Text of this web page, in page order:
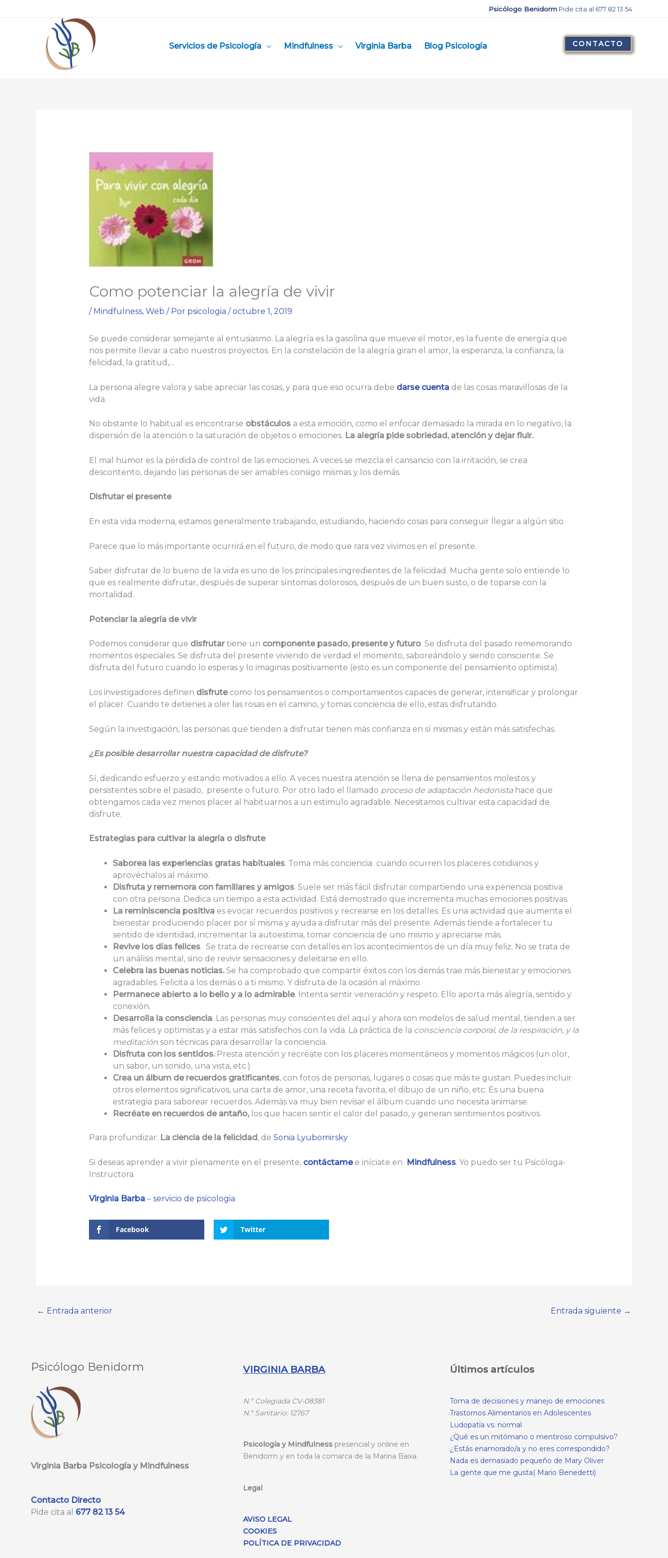
Psicólogo Benidorm Pide cita al 677 82 13 54
Servicios de Psicología Mindfulness Virginia Barba Blog Psicología CONTACTO
Como potenciar la alegría de vivir
/ Mindfulness, Web / Por psicologia /octubre 1, 2019
Se puede considerar semejante al entusiasmo. La alegría es la gasolina que mueve el motor, es la fuente de energía que
nos permite llevar a cabo nuestros proyectos. En la constelación de la alegría giran el amor, la esperanza, la confianza, la
felicidad, la gratitud,…
La persona alegre valora y sabe apreciar las cosas, y para que eso ocurra debe darse cuenta de las cosas maravillosas de la
vida.
No obstante lo habitual es encontrarse obstáculos a esta emoción, como el enfocar demasiado la mirada en lo negativo, la
dispersión de la atención o la saturación de objetos o emociones. La alegría pide sobriedad, atención y dejar fluir.
El mal humor es la pérdida de control de las emociones. A veces se mezcla el cansancio con la irritación, se crea
descontento, dejando las personas de ser amables consigo mismas y los demás.
Disfrutar el presente
En esta vida moderna, estamos generalmente trabajando, estudiando, haciendo cosas para conseguir llegar a algún sitio
Parece que lo más importante ocurrirá en el futuro, de modo que rara vez vivimos en el presente.
Saber disfrutar de lo bueno de la vida es uno de los principales ingredientes de la felicidad. Mucha gente solo entiende lo
que es realmente disfrutar, después de superar síntomas dolorosos, después de un buen susto, o de toparse con la
mortalidad.
Potenciar la alegría de vivir
Podemos considerar que disfrutartiene un componente pasado, presente y futuro. Se disfruta del pasado rememorando
momentos especiales. Se disfruta del presente viviendo de verdad el momento, saboreándolo y siendo consciente. Se
disfruta del futuro cuando lo esperas y lo imaginas positivamente (esto es un componente del pensamiento optimista).
Los investigadores definen disfrutecomo los pensamientos o comportamientos capaces de generar, intensificar y prolongar
el placer. Cuando te detienes a oler las rosas en el camino, y tomas conciencia de ello, estas disfrutando.
Según la investigación, las personas que tienden a disfrutar tienen más confianza en sí mismas y están más satisfechas.
¿Es posible desarrollar nuestra capacidad de disfrute?
Sí, dedicando esfuerzo y estando motivados a ello. A veces nuestra atención se llena de pensamientos molestos y
persistentes sobre el pasado, presente o futuro. Por otro lado el llamado proceso de adaptación hedonistahace que
obtengamos cada vez menos placer al habituarnos a un estimulo agradable. Necesitamos cultivar esta capacidad de
disfrute.
Estrategias para cultivar la alegría o disfrute
Saborea las experiencias gratas habituales. Toma más conciencia cuando ocurren los placeres cotidianos y
aprovéchalos al máximo.
Disfruta y rememora con familiares y amigos. Suele ser más fácil disfrutar compartiendo una experiencia positiva
con otra persona. Dedica un tiempo a esta actividad. Está demostrado que incrementa muchas emociones positivas.
La reminiscencia positivaes evocar recuerdos positivos y recrearse en los detalles. Es una actividad que aumenta el
bienestar produciendo placer por sí misma y ayuda a disfrutar más del presente. Además tiende a fortalecer tu
sentido de identidad, incrementar la autoestima, tomar conciencia de uno mismo y apreciarse más.
Revive los días felices. Se trata de recrearse con detalles en los acontecimientos de un día muy feliz. No se trata de
un análisis mental, sino de revivir sensaciones y deleitarse en ello.
Celebra las buenas noticias.Se ha comprobado que compartir éxitos con los demás trae más bienestar y emociones
agradables. Felicita a los demás o a ti mismo. Y disfruta de la ocasión al máximo.
Permanece abierto a lo bello y a lo admirable. Intenta sentir veneración y respeto. Ello aporta más alegría, sentido y
conexión.
Desarrolla la consciencia. Las personas muy conscientes del aquí y ahora son modelos de salud mental, tienden a ser
más felices y optimistas y a estar más satisfechos con la vida. La práctica de la consciencia corporal, de la respiración, y la
meditaciónson técnicas para desarrollar la conciencia.
Disfruta con los sentidos.Presta atención y recréate con los placeres momentáneos y momentos mágicos (un olor,
un sabor, un sonido, una vista, etc.)
Crea un álbum de recuerdos gratificantes, con fotos de personas, lugares o cosas que más te gustan. Puedes incluir
otros elementos significativos, una carta de amor, una receta favorita, el dibujo de un niño, etc. Es una buena
estrategia para saborear recuerdos. Además va muy bien revisar el álbum cuando uno necesita animarse.
Recréate en recuerdos de antaño,los que hacen sentir el calor del pasado, y generan sentimientos positivos.
Para profundizar: La ciencia de la felicidad, de Sonia Lyubomirsky
Si deseas aprender a vivir plenamente en el presente, contáctamee iníciate en Mindfulness. Yo puedo ser tu Psicóloga-
Instructora
Virginia Barba– servicio de psicologia
Facebook Twitter
← Entrada anterior Entrada siguiente →
Psicólogo Benidorm
Virginia Barba Psicología y Mindfulness
Contacto Directo
Pide cita al 677 82 13 54
VIRGINIA BARBA
N.º Colegiada CV-08381
N.ºSanitario: 12767
Psicología y Mindfulness presencial y online en
Benidorm y en toda la comarca de la Marina Baixa.
Legal
AVISO LEGAL
COOKIES
POLÍTICA DE PRIVACIDAD
Últimos artículos
Toma de decisiones y manejo de emociones
Trastornos Alimentarios en Adolescentes
Ludopatía vs. normal
¿Qué es un mitómano o mentiroso compulsivo?
¿Estás enamorado/a y no eres correspondido?
Nada es demasiado pequeño de Mary Oliver
La gente que me gusta( Mario Benedetti)